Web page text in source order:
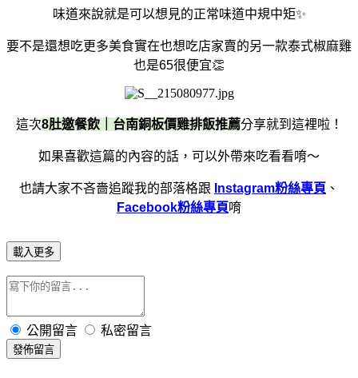
味道來說就是可以想見的正常味道中規中矩✨
要不是還想吃更多美食實在也想吃店家賣的另一款泰式椒麻雞
也是65很便宜👏
這次8肚邀餐飲｜台南銅板價雞排飯推薦分享就到這裡啦！
如果喜歡這篇的內容的話，可以外帶來吃看看唷～
也請大家不吝嗇追蹤我的部落格跟 Instagram粉絲專頁 、
Facebook粉絲專頁唷
載入更多
公開留言 私密留言
發佈留言